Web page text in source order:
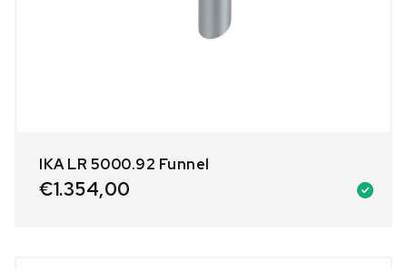
IKA LR 5000.92 Funnel
€1.354,00